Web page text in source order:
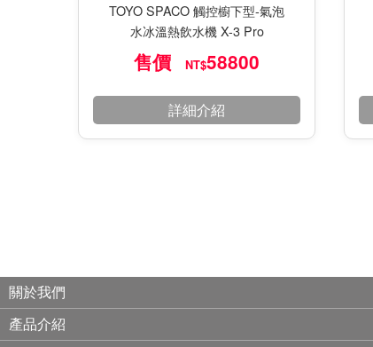
TOYO SPACO 觸控櫥下型-氣泡
水冰溫熱飲水機 X-3 Pro
售價 NT$58800
詳細介紹
關於我們
產品介紹